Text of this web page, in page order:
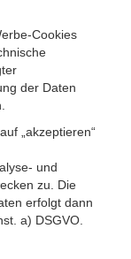
Cookies
der Daten
„akzeptieren“
und
zu. Die
erfolgt dann
a) DSGVO.